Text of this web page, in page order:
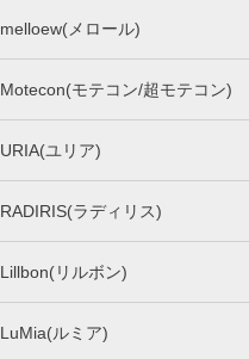
melloew(メロール)
Motecon(モテコン/超モテコン)
URIA(ユリア)
RADIRIS(ラディリス)
Lillbon(リルボン)
LuMia(ルミア)